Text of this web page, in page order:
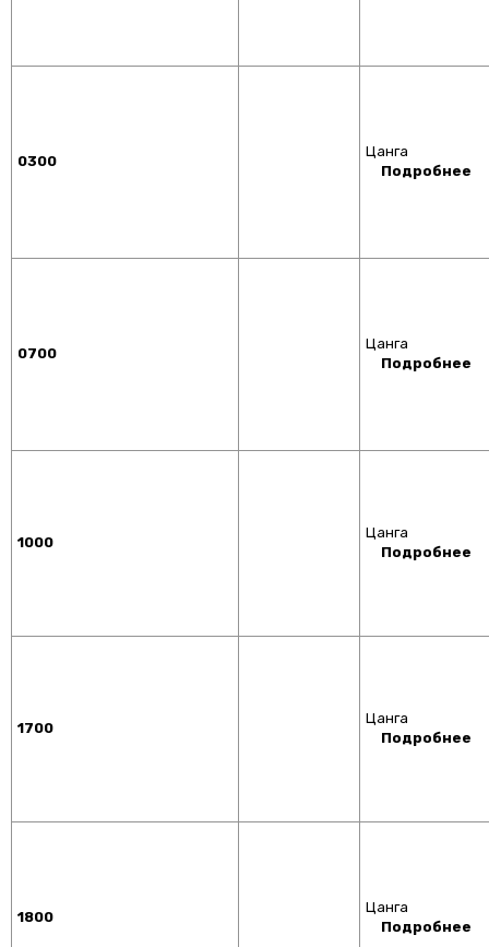
0300
Цанга
Подробнее
0700
Цанга
Подробнее
1000
Цанга
Подробнее
1700
Цанга
Подробнее
1800
Цанга
Подробнее